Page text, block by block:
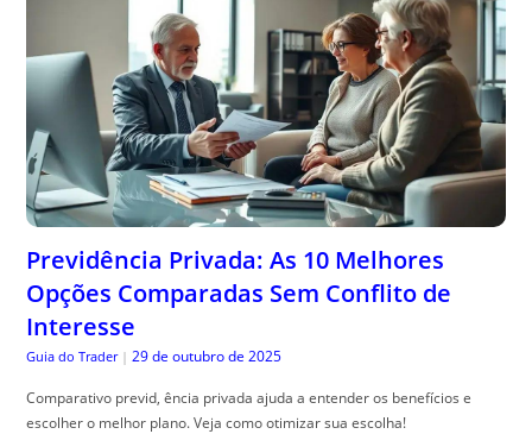
Previdência Privada: As 10 Melhores
Opções Comparadas Sem Conflito de
Interesse
Guia do Trader | 29 de outubro de 2025
Comparativo previd, ência privada ajuda a entender os benefícios e
escolher o melhor plano. Veja como otimizar sua escolha!